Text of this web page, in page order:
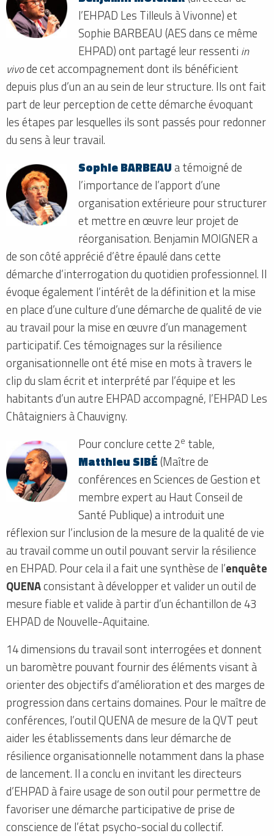
l’EHPAD Les Tilleuls à Vivonne) et
Sophie BARBEAU (AES dans ce même
EHPAD) ont partagé leur ressenti in
vivode cet accompagnement dont ils bénéficient
depuis plus d’un an au sein de leur structure. Ils ont fait
part de leur perception de cette démarche évoquant
les étapes par lesquelles ils sont passés pour redonner
du sens à leur travail.
Sophie BARBEAU a témoigné de
l’importance de l’apport d’une
organisation extérieure pour structurer
et mettre en œuvre leur projet de
réorganisation. Benjamin MOIGNER a
de son côté apprécié d’être épaulé dans cette
démarche d’interrogation du quotidien professionnel. Il
évoque également l’intérêt de la définition et la mise
en place d’une culture d’une démarche de qualité de vie
au travail pour la mise en œuvre d’un management
participatif. Ces témoignages sur la résilience
organisationnelle ont été mise en mots à travers le
clip du slam écrit et interprété par l’équipe et les
habitants d’un autre EHPAD accompagné, l’EHPAD Les
Châtaigniers à Chauvigny.
Pour conclure cette 2e table,
Matthieu SIBÉ(Maître de
conférences en Sciences de Gestion et
membre expert au Haut Conseil de
Santé Publique) a introduit une
réflexion sur l’inclusion de la mesure de la qualité de vie
au travail comme un outil pouvant servir la résilience
en EHPAD. Pour cela il a fait une synthèse de l’enquête
QUENAconsistant à développer et valider un outil de
mesure fiable et valide à partir d’un échantillon de 43
EHPAD de Nouvelle-Aquitaine.
14 dimensions du travail sont interrogées et donnent
un baromètre pouvant fournir des éléments visant à
orienter des objectifs d’amélioration et des marges de
progression dans certains domaines. Pour le maître de
conférences, l’outil QUENA de mesure de la QVT peut
aider les établissements dans leur démarche de
résilience organisationnelle notamment dans la phase
de lancement. Il a conclu en invitant les directeurs
d’EHPAD à faire usage de son outil pour permettre de
favoriser une démarche participative de prise de
conscience de l’état psycho-social du collectif.